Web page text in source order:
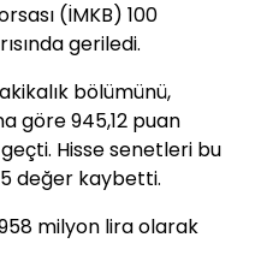
(İMKB) 100
geriledi.
bölümünü,
göre 945,12 puan
Hisse senetleri bu
değer kaybetti.
milyon lira olarak